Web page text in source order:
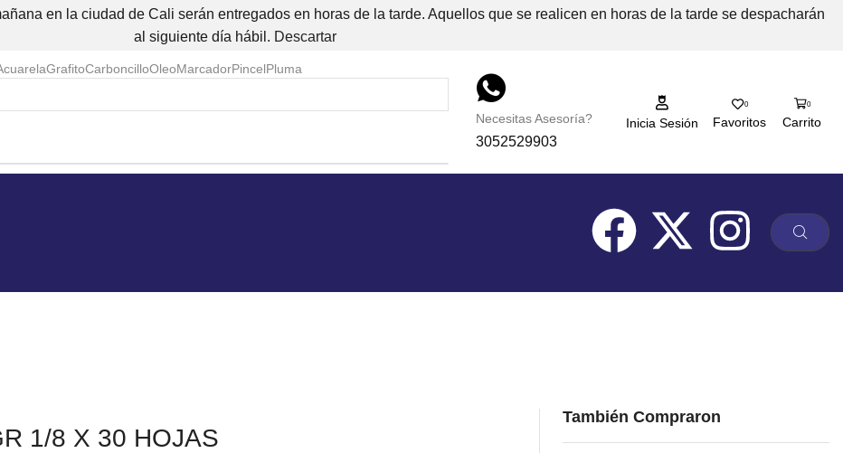
en la ciudad de Cali serán entregados en horas de la tarde. Aquellos que se realicen en horas de la tarde se despacharán
al siguiente día hábil. Descartar
GrafitoCarboncilloOleoMarcadorPincelPluma
Necesitas Asesoría?
3052529903
Inicia Sesión
0
Favoritos
0
Carrito
1/8 X 30 HOJAS
También Compraron